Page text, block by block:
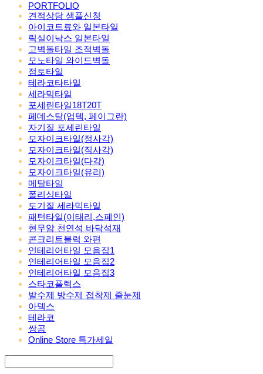
PORTFOLIO
견적상담 샘플신청
아이코트료와 일본타일
릭실이낙스 일본타일
고벽돌타일 조적벽돌
모노타일 와이드벽돌
점토타일
테라코타타일
세라믹타일
포세린타일18T20T
페데스탈(업텍, 페이그란)
자기질 포세린타일
모자이크타일(정사각)
모자이크타일(직사각)
모자이크타일(다각)
모자이크타일(유리)
메탈타일
폴리싱타일
도기질 세라믹타일
패턴타일(이태리,스페인)
현무암 천연석 바닥석재
콘크리트블럭 와편
인테리어타일 모음집1
인테리어타일 모음집2
인테리어타일 모음집3
스타코플렉스
발수제 방수제 접착제 줄눈제
아덱스
테라코
쌍곰
Online Store 특가세일